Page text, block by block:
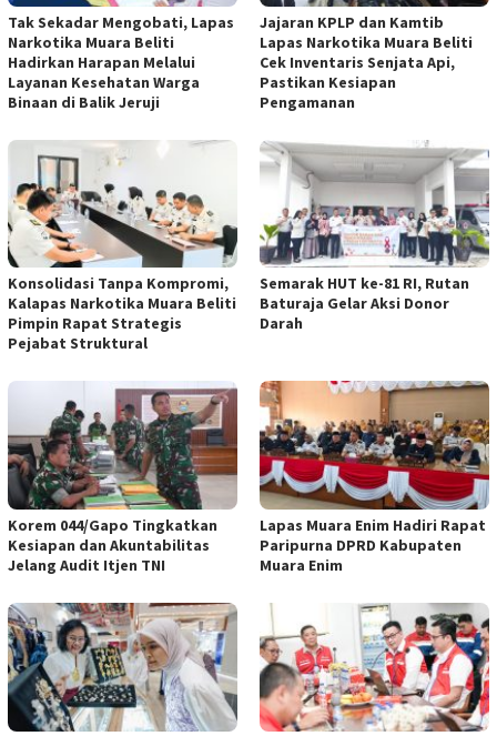
Tak Sekadar Mengobati, Lapas
Narkotika Muara Beliti
Hadirkan Harapan Melalui
Layanan Kesehatan Warga
Binaan di Balik Jeruji
Jajaran KPLP dan Kamtib
Lapas Narkotika Muara Beliti
Cek Inventaris Senjata Api,
Pastikan Kesiapan
Pengamanan
Konsolidasi Tanpa Kompromi,
Kalapas Narkotika Muara Beliti
Pimpin Rapat Strategis
Pejabat Struktural
Semarak HUT ke-81 RI, Rutan
Baturaja Gelar Aksi Donor
Darah
Korem 044/Gapo Tingkatkan
Kesiapan dan Akuntabilitas
Jelang Audit Itjen TNI
Lapas Muara Enim Hadiri Rapat
Paripurna DPRD Kabupaten
Muara Enim